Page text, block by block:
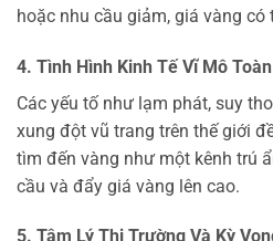
hoặc nhu cầu giảm, giá vàng có
4. Tình Hình Kinh Tế Vĩ Mô
Các yếu tố như lạm phát, suy
xung đột vũ trang trên thế giới
tìm đến vàng như một kênh trú
cầu và đẩy giá vàng lên cao.
5. Tâm Lý Thị Trường Và Kỳ